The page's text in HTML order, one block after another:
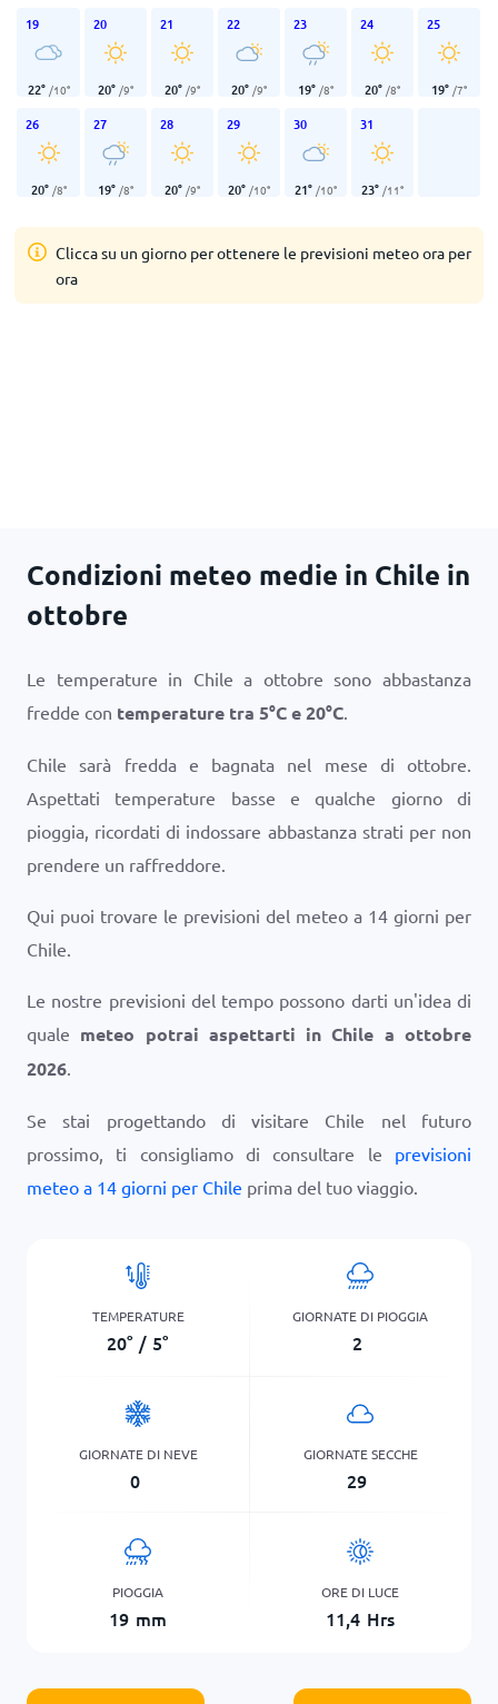
19
22° /10°
20
20° /9°
21
20° /9°
22
20° /9°
23
19° /8°
24
20° /8°
25
19° /7°
26
20° /8°
27
19° /8°
28
20° /9°
29
20° /10°
30
21° /10°
31
23° /11°
Clicca su un giorno per ottenere le previsioni meteo ora per
ora
Condizioni meteo medie in Chile in
ottobre
Le temperature in Chile a ottobre sono abbastanza
fredde con temperature tra 5°Ce20°C.
Chile sarà fredda e bagnata nel mese di ottobre.
Aspettati temperature basse e qualche giorno di
pioggia, ricordati di indossare abbastanza strati per non
prendere un raffreddore.
Qui puoi trovare le previsioni del meteo a 14 giorni per
Chile.
Le nostre previsioni del tempo possono darti un'idea di
quale meteo potrai aspettarti in Chile a ottobre
2026.
Se stai progettando di visitare Chile nel futuro
prossimo, ti consigliamo di consultare le previsioni
meteo a 14 giorni per Chile prima del tuo viaggio.
TEMPERATURE
20° / 5°
GIORNATE DI PIOGGIA
2
GIORNATE DI NEVE
0
GIORNATE SECCHE
29
PIOGGIA
19 mm
ORE DI LUCE
11,4 Hrs